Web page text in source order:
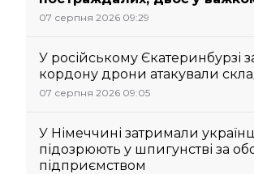
07 серпня 2026 09:29
У російському Єкатеринбурзі
кордону дрони атакували
07 серпня 2026 09:05
У Німеччині затримали
підозрюють у шпигунстві за
підприємством